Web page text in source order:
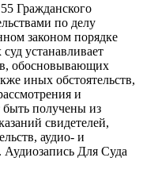
Гражданского
по делу
законом порядке
устанавливает
обосновывающих
иных обстоятельств,
и
быть получены из
свидетелей,
аудио- и
Аудиозапись Для Суда